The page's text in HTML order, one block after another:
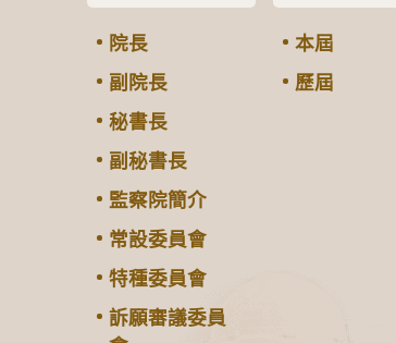
院長
副院長
秘書長
副秘書長
監察院簡介
常設委員會
特種委員會
訴願審議委員
本屆
歷屆